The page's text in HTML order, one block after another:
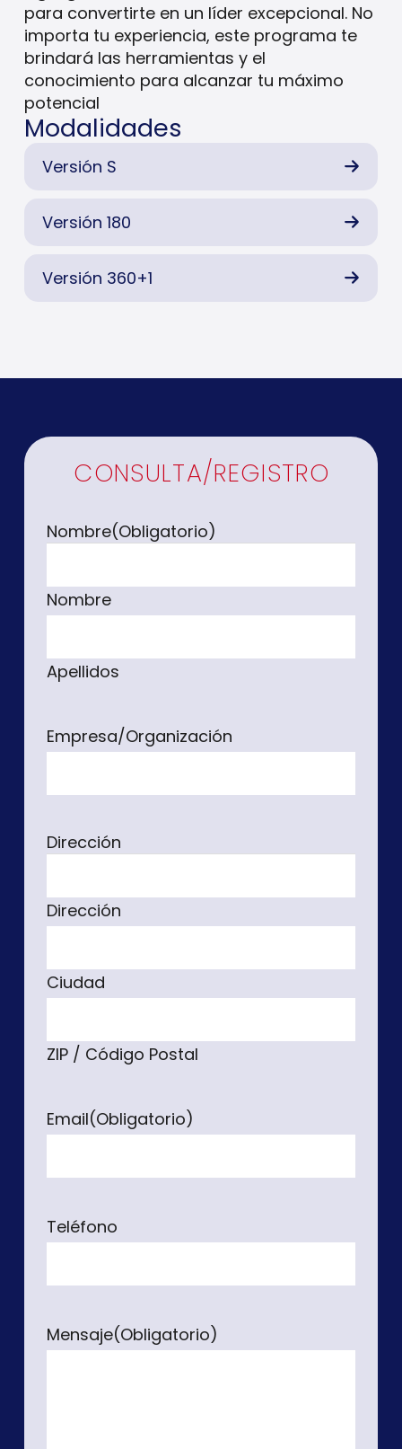
para convertirte en un líder excepcional. No
importa tu experiencia, este programa te
brindará las herramientas y el
conocimiento para alcanzar tu máximo
potencial
Modalidades
Versión S
Versión 180
Versión 360+1
CONSULTA/REGISTRO
Nombre(Obligatorio)
Nombre
Apellidos
Empresa/Organización
Dirección
Dirección
Ciudad
ZIP / Código Postal
Email(Obligatorio)
Teléfono
Mensaje(Obligatorio)